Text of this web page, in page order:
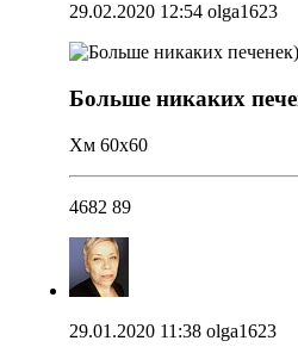
29.02.2020 12:54 olga1623
Больше никаких
Хм 60х60
4682 89
29.01.2020 11:38 olga1623